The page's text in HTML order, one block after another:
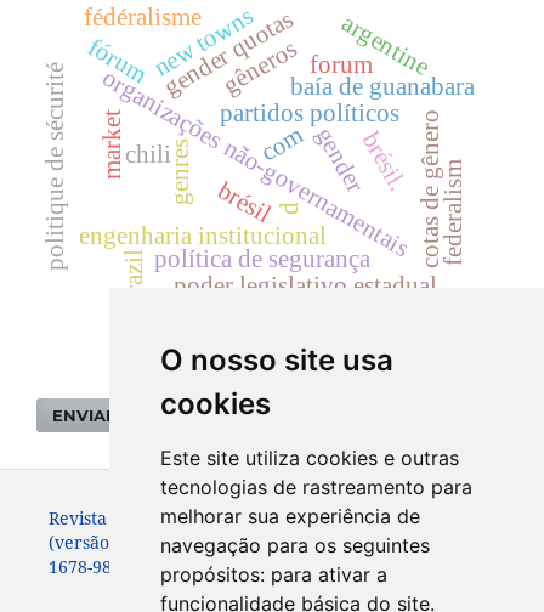
O nosso site usa
cookies
Este site utiliza cookies e outras
tecnologias de rastreamento para
melhorar sua experiência de
navegação para os seguintes
propósitos: para ativar a
funcionalidade básica do site.
partidos políticos
chili
baía de guanabara
organizações não-governamentais
genres
gender quotas
gender cotas de gênero
engenharia institucional
gêneros
com
politique de sécurité brésil d
market
forum
argentine
política de segurança
brazil
fórum
poder legislativo estadual
federalism
new towns
fédéralisme
brésil.
ENVIAR SUBMISSÃO
Revista de Sociologia e Política. ISSN: 0104-4478
(versão impressa)
1678-9873 (versão online)